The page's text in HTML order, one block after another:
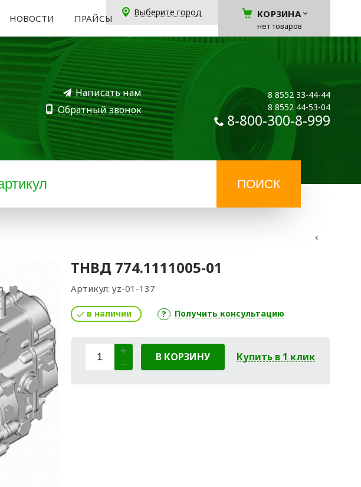
НОВОСТИ ПРАЙСЫ
Выберите город КОРЗИНА
нет товаров
Написать нам
Обратный звонок
8 8552 33-44-44
8 8552 44-53-04
8-800-300-8-999
ТНВД 774.1111005-01
Артикул: yz-01-137
в наличии Получить консультацию
В КОРЗИНУ Купить в 1 клик